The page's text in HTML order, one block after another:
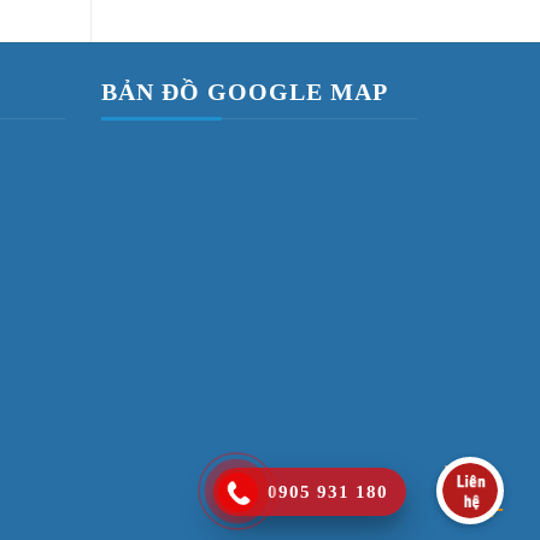
BẢN ĐỒ GOOGLE MAP
0905 931 180